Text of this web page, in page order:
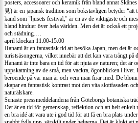
posters, accessoarer och keramik från bland annat
見) är en japansk tradition som bokstavligen betyder
känd som "ljusets festival," är en av de viktigaste och
bland hinduer över hela världen. Men det är också ett
och städning….
april klockan 11.00-15.00
Hanami är en fantastisk tid att besöka Japan, men det är
turistsäsongerna, vilket innebär att det kan vara trångt på
Hanami är inte bara en tid för att njuta av naturen; det är
uppskattning av de små, men vackra, ögonblicken i livet.
beroende på var man är och vem man firar med. De
skapar en fantastisk kontrast mot den vita slottfasaden
naturälskare.
Senaste pressmeddelandena från Göteborgs botaniska
Det är en tid för gemenskap, reflektion och att helt enkelt
en bra idé att vara ute i god tid för att få en bra plats